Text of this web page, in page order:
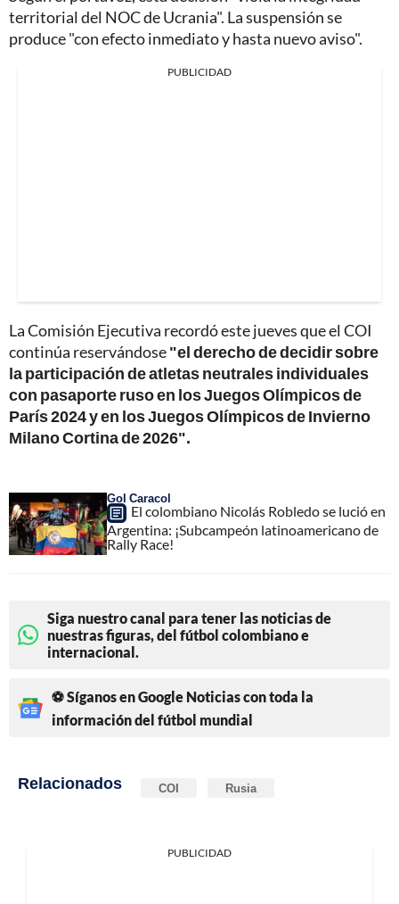
territorial del NOC de Ucrania". La suspensión se
produce "con efecto inmediato y hasta nuevo aviso".
PUBLICIDAD
La Comisión Ejecutiva recordó este jueves que el COI
continúa reservándose"el derecho de decidir sobre
la participación de atletas neutrales individuales
con pasaporte ruso en los Juegos Olímpicos de
París 2024 y en los Juegos Olímpicos de Invierno
Milano Cortina de 2026".
Gol Caracol
El colombiano Nicolás Robledo se lució en
Argentina: ¡Subcampeón latinoamericano de
Rally Race!
Siga nuestro canal para tener las noticias de
nuestras figuras, del fútbol colombiano e
internacional.
⚽ Síganos en Google Noticias con toda la
información del fútbol mundial
Relacionados COI Rusia
PUBLICIDAD